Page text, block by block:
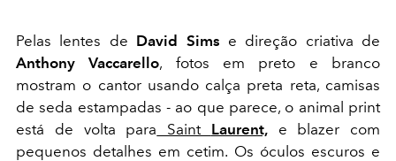
Pelas lentes de David Sims e direção criativa de
Anthony Vaccarello, fotos em preto e branco
mostram o cantor usando calça preta reta, camisas
de seda estampadas - ao que parece, o animal print
está de volta para Saint Laurent,e blazer com
pequenos detalhes em cetim. Os óculos escuros e